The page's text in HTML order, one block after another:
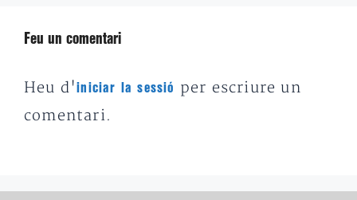
Feu un comentari
Heu d'iniciar la sessió
per escriure un
comentari.